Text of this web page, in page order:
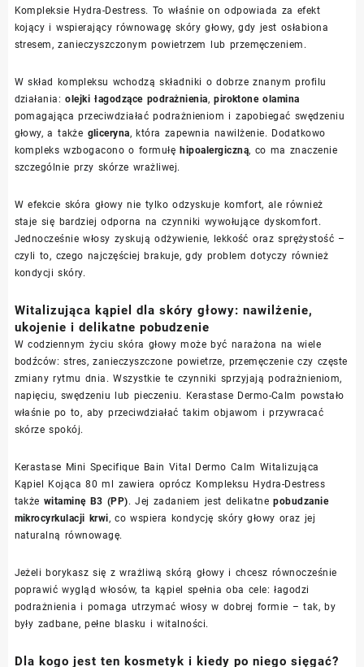
Kompleksie Hydra-Destress. To właśnie on odpowiada za efekt
kojący i wspierający równowagę skóry głowy, gdy jest osłabiona
stresem, zanieczyszczonym powietrzem lub przemęczeniem.
W skład kompleksu wchodzą składniki o dobrze znanym profilu
działania:olejki łagodzące podrażnienia,piroktone olamina
pomagająca przeciwdziałać podrażnieniom i zapobiegać swędzeniu
głowy, a także gliceryna, która zapewnia nawilżenie. Dodatkowo
kompleks wzbogacono o formułęhipoalergiczną, co ma znaczenie
szczególnie przy skórze wrażliwej.
W efekcie skóra głowy nie tylko odzyskuje komfort, ale również
staje się bardziej odporna na czynniki wywołujące dyskomfort.
Jednocześnie włosy zyskują odżywienie, lekkość oraz sprężystość –
czyli to, czego najczęściej brakuje, gdy problem dotyczy również
kondycji skóry.
Witalizująca kąpiel dla skóry głowy: nawilżenie,
ukojenie i delikatne pobudzenie
W codziennym życiu skóra głowy może być narażona na wiele
bodźców: stres, zanieczyszczone powietrze, przemęczenie czy częste
zmiany rytmu dnia. Wszystkie te czynniki sprzyjają podrażnieniom,
napięciu, swędzeniu lub pieczeniu. Kerastase Dermo-Calm powstało
właśnie po to, aby przeciwdziałać takim objawom i przywracać
skórze spokój.
Kerastase Mini Specifique Bain Vital Dermo Calm Witalizująca
Kąpiel Kojąca 80 ml zawiera oprócz Kompleksu Hydra-Destress
także witaminę B3 (PP). Jej zadaniem jest delikatnepobudzanie
mikrocyrkulacji krwi, co wspiera kondycję skóry głowy oraz jej
naturalną równowagę.
Jeżeli borykasz się z wrażliwą skórą głowy i chcesz równocześnie
poprawić wygląd włosów, ta kąpiel spełnia oba cele: łagodzi
podrażnienia i pomaga utrzymać włosy w dobrej formie – tak, by
były zadbane, pełne blasku i witalności.
Dla kogo jest ten kosmetyk i kiedy po niego sięgać?